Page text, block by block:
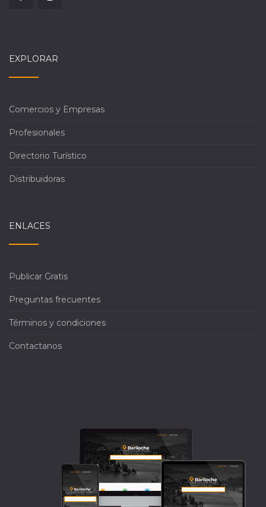
EXPLORAR
Comercios y Empresas
Profesionales
Directorio Turístico
Distribuidoras
ENLACES
Publicar Gratis
Preguntas frecuentes
Términos y condiciones
Contactanos